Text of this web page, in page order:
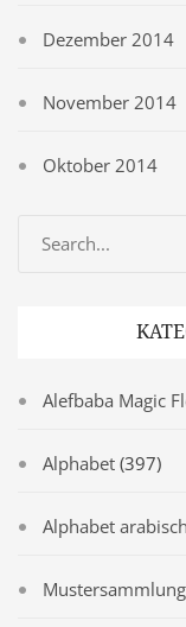
Dezember 2014
November 2014
Oktober 2014
Alefbaba Magic
Alphabet (397)
Alphabet